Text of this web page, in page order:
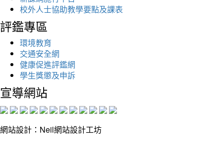
校外人士協助教學要點及課表
評鑑專區
環境教育
交通安全網
健康促進評鑑網
學生獎懲及申訴
宣導網站
網站設計：Neil網站設計工坊